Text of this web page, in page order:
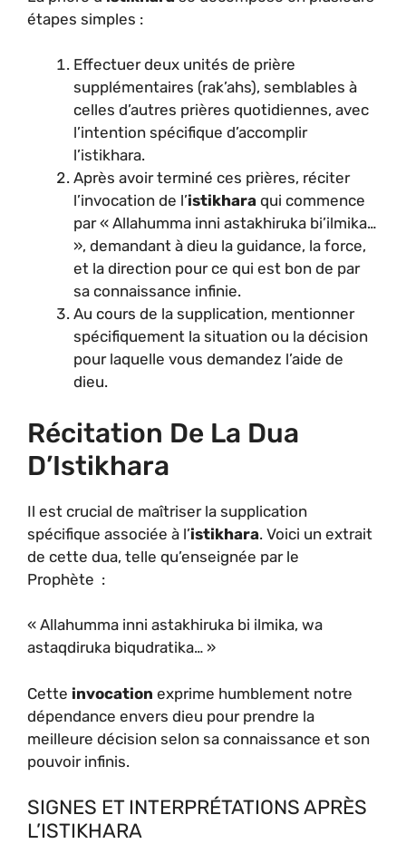
étapes simples :
Effectuer deux unités de prière
supplémentaires (rak’ahs), semblables à
celles d’autres prières quotidiennes, avec
l’intention spécifique d’accomplir
l’istikhara.
Après avoir terminé ces prières, réciter
l’invocation de l’istikhara qui commence
par « Allahumma inni astakhiruka bi’ilmika…
», demandant à dieu la guidance, la force,
et la direction pour ce qui est bon de par
sa connaissance infinie.
Au cours de la supplication, mentionner
spécifiquement la situation ou la décision
pour laquelle vous demandez l’aide de
dieu.
Récitation De La Dua
D’Istikhara
Il est crucial de maîtriser la supplication
spécifique associée à l’istikhara. Voici un extrait
de cette dua, telle qu’enseignée par le
Prophète :
« Allahumma inni astakhiruka bi ilmika, wa
astaqdiruka biqudratika… »
Cette invocation exprime humblement notre
dépendance envers dieu pour prendre la
meilleure décision selon sa connaissance et son
pouvoir infinis.
SIGNES ET INTERPRÉTATIONS APRÈS
L’ISTIKHARA